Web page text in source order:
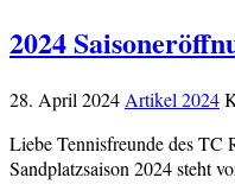
2024
28. April 2024Artikel 2024
Liebe Tennisfreunde des TC
Sandplatzsaison 2024 steht